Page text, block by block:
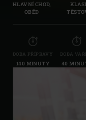
HLAVNÍ CHOD,
OBĚD
DOBA PŘÍPRAVY
140 MINUTY
DOBA
40